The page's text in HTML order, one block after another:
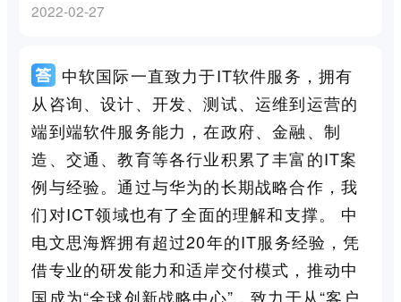
2022-02-27
中软国际一直致力于IT软件服务，拥有
从咨询、设计、开发、测试、运维到运营的
端到端软件服务能力，在政府、金融、制
造、交通、教育等各行业积累了丰富的IT案
例与经验。通过与华为的长期战略合作，我
们对ICT领域也有了全面的理解和支撑。 中
电文思海辉拥有超过20年的IT服务经验，凭
借专业的研发能力和适岸交付模式，推动中
国成为“全球创新战略中心”，致力于从“客户